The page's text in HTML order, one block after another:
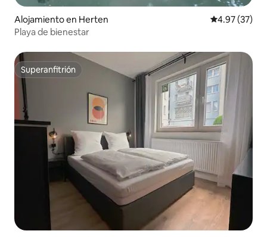
Alojamiento en Herten Calificación
4.97 (37)
Playa de bienestar
Superanfitrión
Superanfitrión